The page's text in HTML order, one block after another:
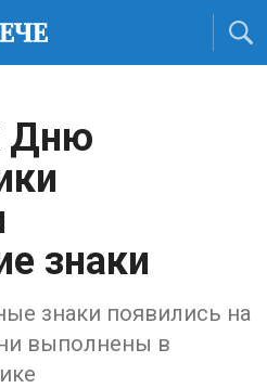
Дню
знаки
знаки появились на
выполнены в